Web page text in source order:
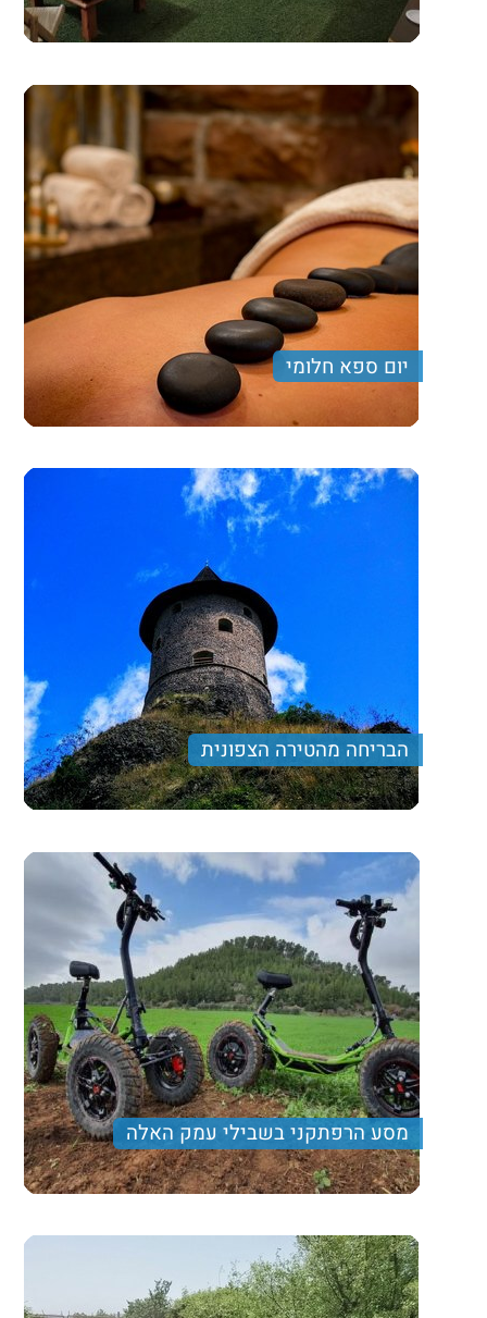
מטיול המשלב מסלול הליכה קליל ומהנה, נסיעה עם רכבי
גולף בעמק המעיינות, ארוחת צהרים עשירה ותצפית נוף
Price per person
Trip length
יום מלא
יום ספא חלומי
בילוי בריזורט חלומי הכולל מחתם ספא מהודר, מתחמי
מים ייחודיים מרכז הכנסים והאירועים – והכל טובל בטבע
Price per person
510 ₪
Trip length יום מלא
הבריחה מהטירה הצפונית
מסע הרפתקני בשבילי עמק האלה
מטיול המשלב מסלול הליכה קליל ומהנה, נסיעה עם רכבי
גולף בעמק המעיינות, ארוחת צהרים עשירה ותצפית נוף
Price per person
Trip length יום מלא